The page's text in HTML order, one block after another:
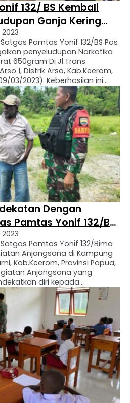
132/ BS Kembali
Ganja Kering
Pamtas Yonif 132/BS Pos
penyeludupan Narkotika
650gram Di Jl.Trans
1, Distrik Arso, Kab.Keerom,
03/2023). Keberhasilan ini
melaksanakan kegiatan
oleh Serka Hendri Saputra
ini …
Dengan
Pamtas Yonif 132/BS
Melaksanakan
Satgas Pamtas Yonif 132/Bima
Anjangsana di Kampung
Kab.Keerom, Provinsi Papua,
Anjangsana yang
diri kepada
apa saja kegiatan
nya, Kegiatan ini dipimpin
Danpos Bendungan Tami.
dengan …